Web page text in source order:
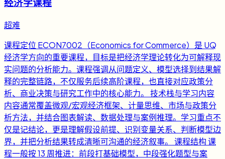
经济学课程
超难
课程定位 ECON7002（Economics for Commerce）是 UQ
经济学方向的重要课程，目标是把经济学理论转化为可解释现
实问题的分析能力。课程强调从问题定义、模型选择到结果解
释的完整链路，不仅服务后续高阶课程，也直接对应政策分
析、商业决策与研究工作中的核心能力。 技术栈与学习内容
内容通常覆盖微观/宏观经济框架、计量思维、市场与政策分
析方法，并结合图表解读、数据处理与案例推理。学习重点不
仅是记结论，更是理解假设前提、识别变量关系、判断模型边
界，并把分析结果转成清晰可沟通的经济叙事。 课程结构 课
程一般按 13 周推进：前段打基础模型，中段强化题型与案